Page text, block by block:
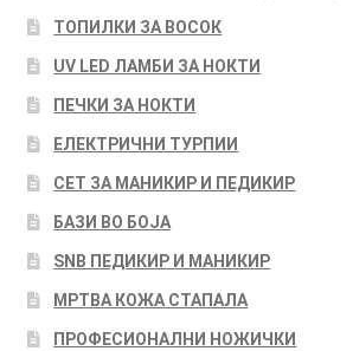
ТОПИЛКИ ЗА ВОСОК
UV LED ЛАМБИ ЗА НОКТИ
ПЕЧКИ ЗА НОКТИ
ЕЛЕКТРИЧНИ ТУРПИИ
СЕТ ЗА МАНИКИР И ПЕДИКИР
БАЗИ ВО БОЈА
SNB ПЕДИКИР И МАНИКИР
МРТВА КОЖА СТАПАЛА
ПРОФЕСИОНАЛНИ НОЖИЧКИ